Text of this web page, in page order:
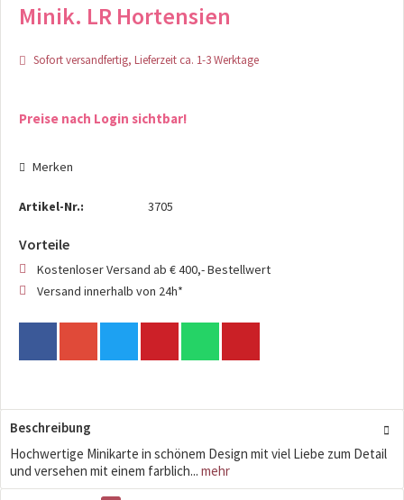
Minik. LR Hortensien
Sofort versandfertig, Lieferzeit ca. 1-3 Werktage
Preise nach Login sichtbar!
Merken
Artikel-Nr.: 3705
Vorteile
Kostenloser Versand ab € 400,- Bestellwert
Versand innerhalb von 24h*
Beschreibung
Hochwertige Minikarte in schönem Design mit viel Liebe zum Detail
und versehen mit einem farblich... mehr